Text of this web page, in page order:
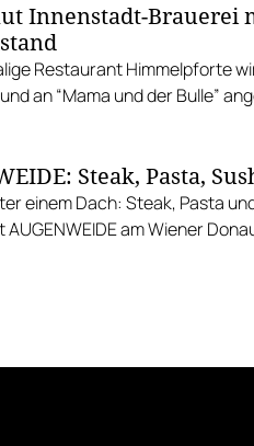
Innenstadt-Brauerei
Restaurant Himmelpforte
an “Mama und der Bulle”
Steak, Pasta,
einem Dach: Steak, Pasta
am Wiener